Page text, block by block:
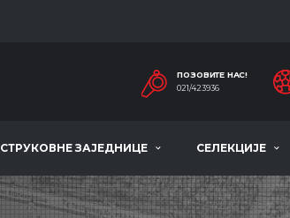
ПОЗОВИТЕ НАС!
021/423936
СТРУКОВНЕ ЗАЈЕДНИЦЕ СЕЛЕКЦИЈЕ